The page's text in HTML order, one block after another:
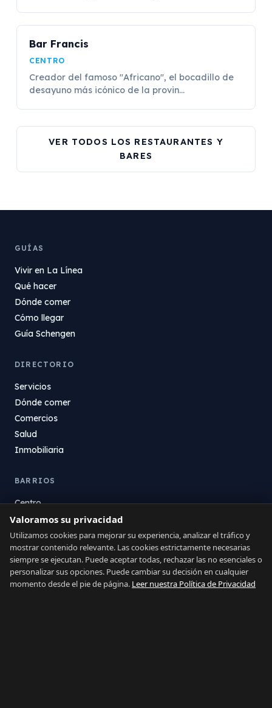
Bar Francis
CENTRO
Creador del famoso "Africano", el bocadillo de
desayuno más icónico de la provin...
VER TODOS LOS RESTAURANTES Y
BARES
GUÍAS
Vivir en La Línea
Qué hacer
Dónde comer
Cómo llegar
Guía Schengen
DIRECTORIO
Servicios
Dónde comer
Comercios
Salud
Inmobiliaria
BARRIOS
Centro
La Atunara
Poniente
El Zabal
Santa Margarita
La Alcaidesa
Valoramos su privacidad
Utilizamos cookies para mejorar su experiencia, analizar el tráfico y
mostrar contenido relevante. Las cookies estrictamente necesarias
siempre se ejecutan. Puede aceptar todas, rechazar las no esenciales o
personalizar sus opciones. Puede cambiar su decisión en cualquier
momento desde el pie de página. Leer nuestra Política de Privacidad